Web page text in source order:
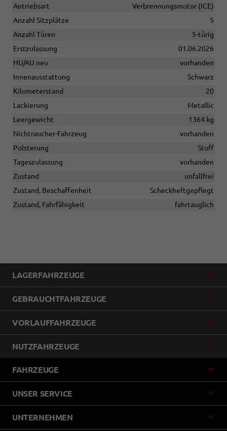
Antriebsart
Verbrennungsmotor (ICE)
Anzahl Sitzplätze
5
Anzahl Türen
5-türig
Erstzulassung
01.06.2026
HU/AU neu
vorhanden
Innenausstattung
Schwarz
Kilometerstand
20
Lackierung
Metallic
Leergewicht
1364 kg
Nichtraucher-Fahrzeug
vorhanden
Polsterung
Stoff
Tageszulassung
vorhanden
Zustand
unfallfrei
Zustand, Beschaffenheit
Scheckheftgepflegt
Zustand, Fahrfähigkeit
fahrtauglich
LAGERFAHRZEUGE
GEBRAUCHTFAHRZEUGE
VORLAUFFAHRZEUGE
NUTZFAHRZEUGE
FAHRZEUGE
UNSER SERVICE
UNTERNEHMEN